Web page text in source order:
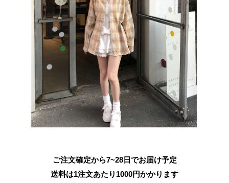
ご注文確定から7~28日でお届け予定
送料は1注文あたり 1000円かかります